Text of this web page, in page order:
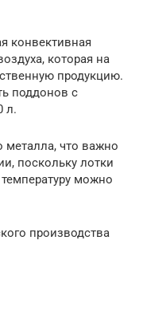
конвективная
которая на
продукцию.
поддонов с
л.
что важно
поскольку лотки
можно
производства